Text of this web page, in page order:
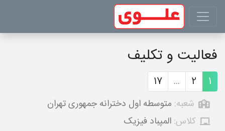
فعالیت و تکلیف
1
2
...
17
شعبه: متوسطه اول دخترانه جمهوری تهران
کلاس: المپباد فیزیک